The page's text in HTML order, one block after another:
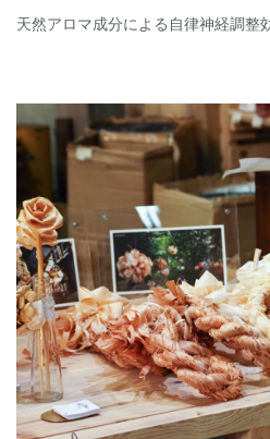
天然アロマ成分による自律神経調整